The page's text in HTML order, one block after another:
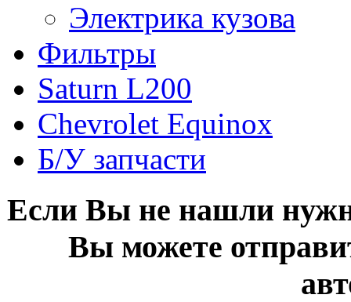
Электрика кузова
Фильтры
Saturn L200
Chevrolet Equinox
Б/У запчасти
Если Вы не нашли
Вы можете